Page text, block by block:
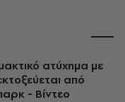
ατύχημα με
από
- Βίντεο